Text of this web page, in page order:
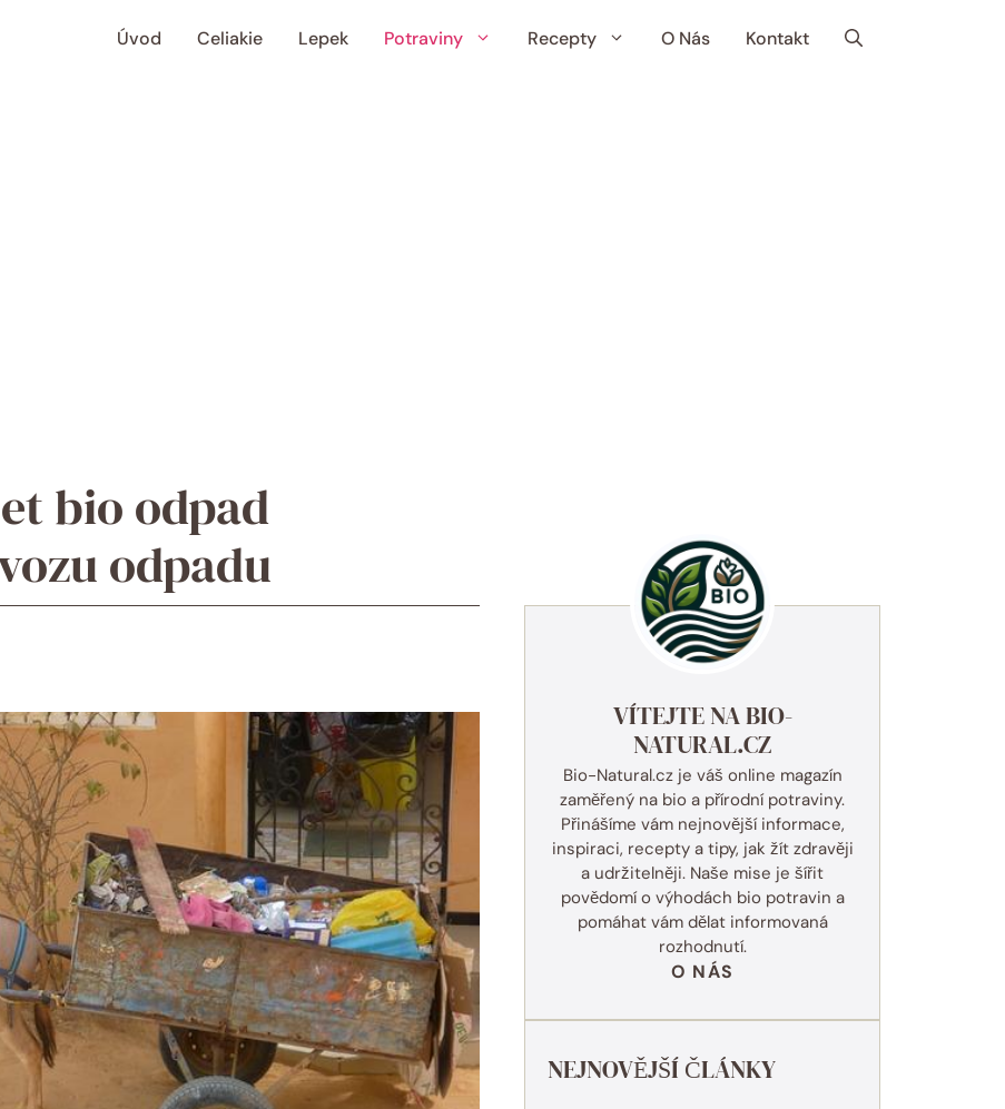
Úvod Celiakie Lepek Potraviny Recepty O Nás Kontakt
bio odpad
odpadu
VÍTEJTE NA BIO-
NATURAL.CZ
Bio-Natural.cz je váš online magazín
zaměřený na bio a přírodní potraviny.
Přinášíme vám nejnovější informace,
inspiraci, recepty a tipy, jak žít zdravěji
a udržitelněji. Naše mise je šířit
povědomí o výhodách bio potravin a
pomáhat vám dělat informovaná
rozhodnutí.
O NÁS
NEJNOVĚJŠÍ ČLÁNKY